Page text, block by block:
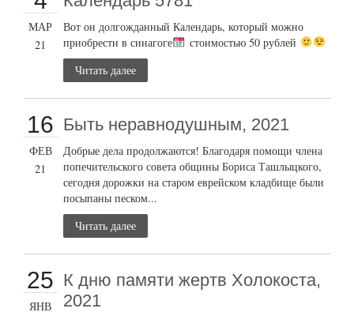
МАР
21
Вот он долгожданный Календарь, который можно
приобрести в синагоге
стоимостью 50 рублей
Читать далее
16
ФЕВ
21
Быть неравнодушным, 2021
Добрые дела продолжаются! Благодаря помощи члена
попечительского совета общины Бориса Ташлыцкого,
сегодня дорожки на старом еврейском кладбище были
посыпаны песком...
Читать далее
25
ЯНВ
К дню памяти жертв Холокоста,
2021